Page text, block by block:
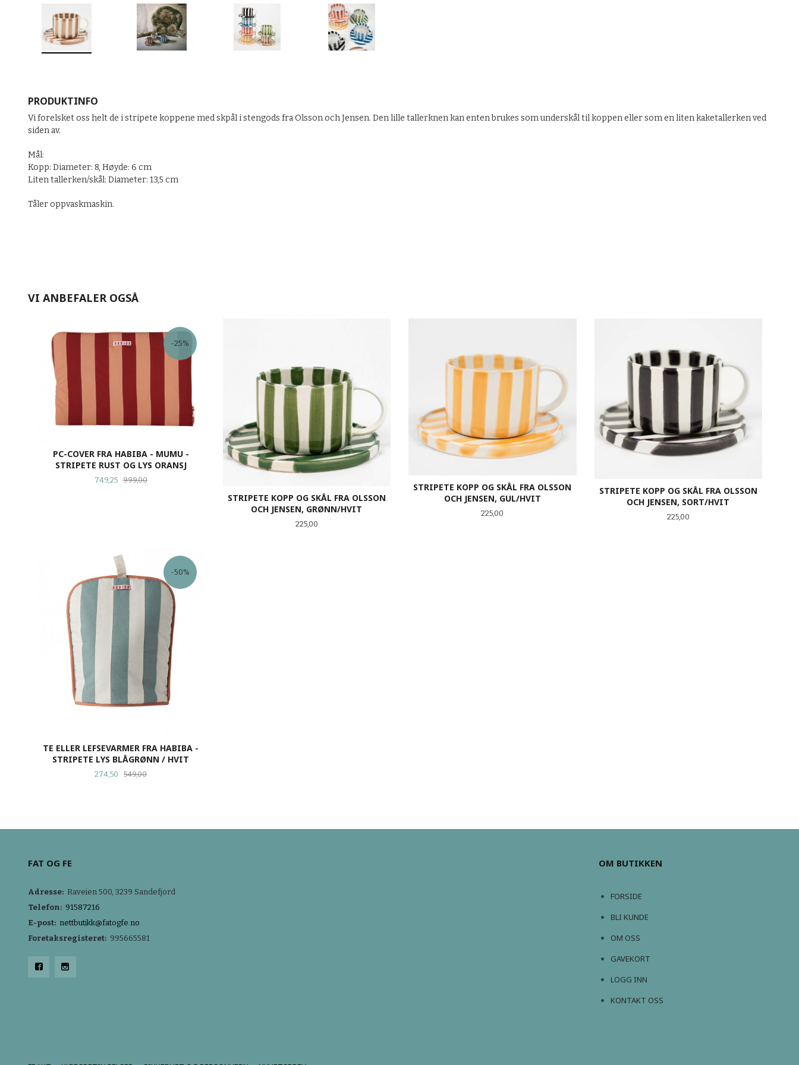
PRODUKTINFO
Vi forelsket oss helt de i stripete koppene med skpål i stengods fra Olsson och Jensen. Den lille tallerknen kan enten brukes som underskål til koppen eller som en liten kaketallerken ved
siden av.
Mål:
Kopp: Diameter: 8, Høyde: 6 cm
Liten tallerken/skål: Diameter: 13,5 cm
Tåler oppvaskmaskin.
VI ANBEFALER OGSÅ
PC-COVER FRA HABIBA - MUMU -
STRIPETE RUST OG LYS ORANSJ
Tilbud
749,25 999,00Rabatt
-25%
KJØP
STRIPETE KOPP OG SKÅL FRA OLSSON
OCH JENSEN, GRØNN/HVIT
Pris
225,00
STRIPETE KOPP OG SKÅL FRA OLSSON
OCH JENSEN, GUL/HVIT
Pris
225,00
STRIPETE KOPP OG SKÅL FRA OLSSON
OCH JENSEN, SORT/HVIT
Pris
225,00
TE ELLER LEFSEVARMER FRA HABIBA -
STRIPETE LYS BLÅGRØNN / HVIT
Tilbud
274,50 549,00Rabatt
-50%
FAT OG FE
Adresse: Raveien 500, 3239 Sandefjord
Telefon: 91587216
E-post: nettbutikk@fatogfe.no
Foretaksregisteret: 995665581
OM BUTIKKEN
FORSIDE
BLI KUNDE
OM OSS
GAVEKORT
LOGG INN
KONTAKT OSS